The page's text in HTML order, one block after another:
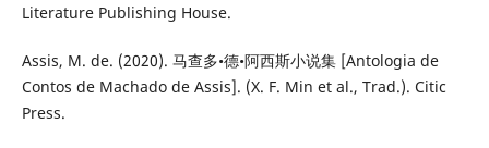
Literature Publishing House.
Assis, M. de. (2020). 马查多•德•阿西斯小说集 [Antologia de
Contos de Machado de Assis]. (X. F. Min et al., Trad.). Citic
Press.